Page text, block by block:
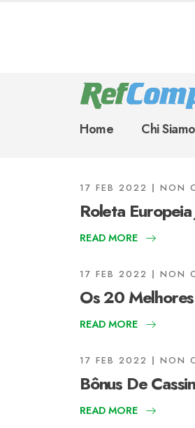
Home Chi Siamo
17 FEB 2022 NON
Roleta
READ MORE
17 FEB 2022 NON
Os 20
READ MORE
17 FEB 2022 NON
Bônus De
READ MORE